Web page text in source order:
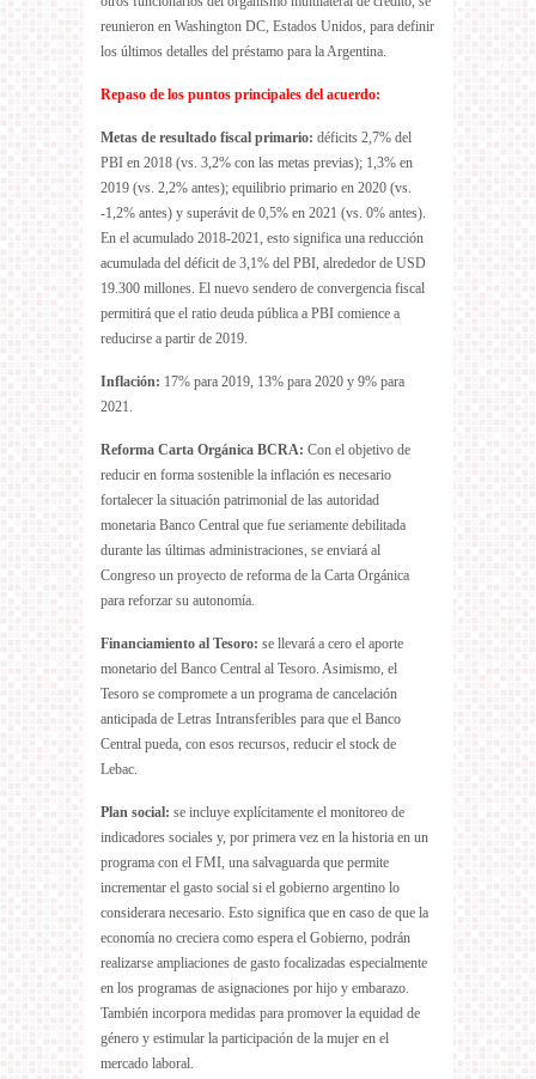
reunieron en Washington DC, Estados Unidos, para definir
los últimos detalles del préstamo para la Argentina.
Repaso de los puntos principales del acuerdo:
Metas de resultado fiscal primario: déficits 2,7% del
PBI en 2018 (vs. 3,2% con las metas previas); 1,3% en
2019 (vs. 2,2% antes); equilibrio primario en 2020 (vs.
-1,2% antes) y superávit de 0,5% en 2021 (vs. 0% antes).
En el acumulado 2018-2021, esto significa una reducción
acumulada del déficit de 3,1% del PBI, alrededor de USD
19.300 millones. El nuevo sendero de convergencia fiscal
permitirá que el ratio deuda pública a PBI comience a
reducirse a partir de 2019.
Inflación: 17% para 2019, 13% para 2020 y 9% para
2021.
Reforma Carta Orgánica BCRA: Con el objetivo de
reducir en forma sostenible la inflación es necesario
fortalecer la situación patrimonial de las autoridad
monetaria Banco Central que fue seriamente debilitada
durante las últimas administraciones, se enviará al
Congreso un proyecto de reforma de la Carta Orgánica
para reforzar su autonomía.
Financiamiento al Tesoro: se llevará a cero el aporte
monetario del Banco Central al Tesoro. Asimismo, el
Tesoro se compromete a un programa de cancelación
anticipada de Letras Intransferibles para que el Banco
Central pueda, con esos recursos, reducir el stock de
Lebac.
Plan social: se incluye explícitamente el monitoreo de
indicadores sociales y, por primera vez en la historia en un
programa con el FMI, una salvaguarda que permite
incrementar el gasto social si el gobierno argentino lo
considerara necesario. Esto significa que en caso de que la
economía no creciera como espera el Gobierno, podrán
realizarse ampliaciones de gasto focalizadas especialmente
en los programas de asignaciones por hijo y embarazo.
También incorpora medidas para promover la equidad de
género y estimular la participación de la mujer en el
mercado laboral.